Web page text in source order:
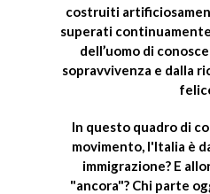
costruiti
superati
dell’uomo di
sopravvivenza e dalla
In questo quadro di
movimento, l'Italia è
immigrazione? E
"ancora"? Chi parte